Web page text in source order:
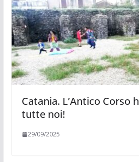
Catania. L’Antico Corso
tutte noi!
29/09/2025